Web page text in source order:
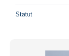
Statut